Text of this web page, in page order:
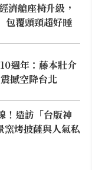
濟艙座椅升級，
覆頭頸超好睡
週年：藤本壯介
撼空降台北
！造訪「台版神
窯烤披薩與人氣私